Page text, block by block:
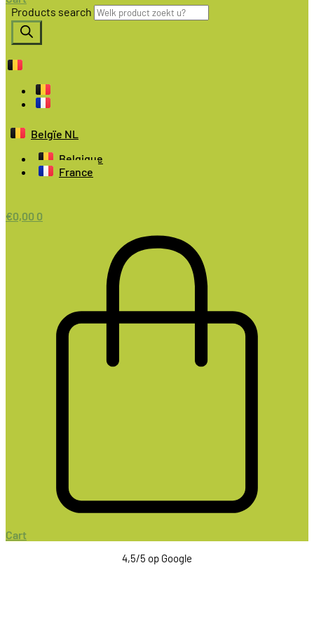
Products search
Belgïe NL
Belgique
France
€0,00 0
Cart
4,5/5 op Google